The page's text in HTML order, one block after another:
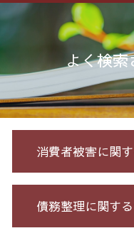
よく検
消費者被害に関
投資セミナー
詐欺 被害届
債務整理に関す